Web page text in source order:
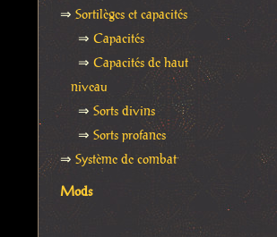
⇒Sortilèges et capacités
⇒Capacités
⇒Capacités de haut
niveau
⇒Sorts divins
⇒Sorts profanes
⇒Système de combat
Mods